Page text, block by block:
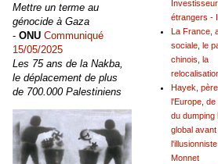
étrangers - I
La France,
sociale, le
chinois, la
Hayek,
l'Europe, de
du dumping
global avant
Monnet
Mettre un terme au
génocide à Gaza
- ONU Communiqué
15/05/2025
Les 75 ans de la Nakba,
le déplacement de plus
de 700.000 Palestiniens